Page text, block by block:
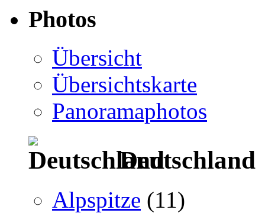
Photos
Übersicht
Übersichtskarte
Panoramaphotos
Deutschland
Alpspitze (11)